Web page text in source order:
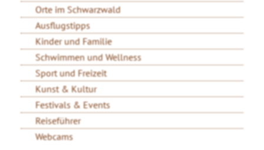
Orte im Schwarzwald
Ausflugstipps
Kinder und Familie
Schwimmen und Wellness
Sport und Freizeit
Kunst & Kultur
Festivals & Events
Reiseführer
Webcams